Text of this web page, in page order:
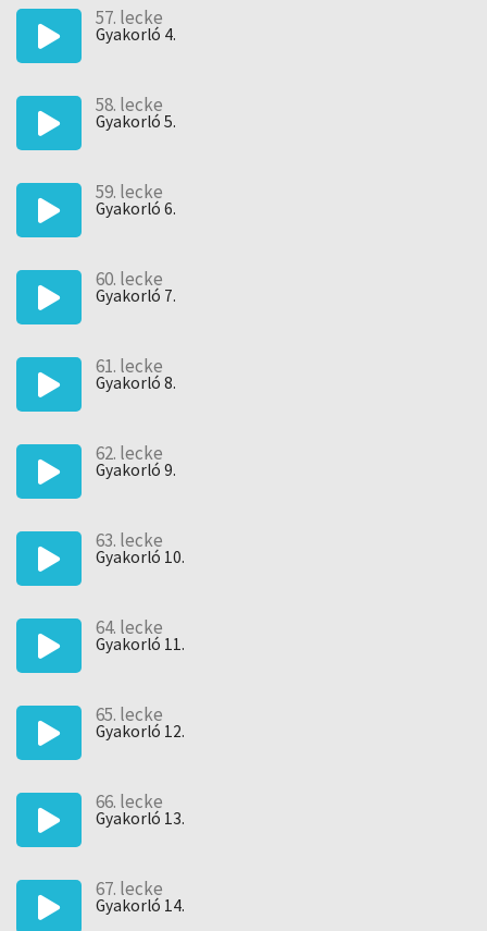
57. lecke
Gyakorló 4.
58. lecke
Gyakorló 5.
59. lecke
Gyakorló 6.
60. lecke
Gyakorló 7.
61. lecke
Gyakorló 8.
62. lecke
Gyakorló 9.
63. lecke
Gyakorló 10.
64. lecke
Gyakorló 11.
65. lecke
Gyakorló 12.
66. lecke
Gyakorló 13.
67. lecke
Gyakorló 14.